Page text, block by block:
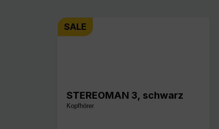
SALE
STEREOMAN 3, schwarz
Kopfhörer